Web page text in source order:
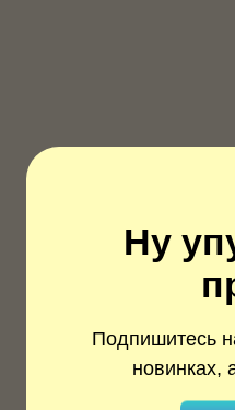
Ну
Подпишитесь
новинках,